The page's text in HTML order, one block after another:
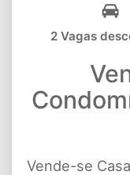
2 Vagas
Vende-se